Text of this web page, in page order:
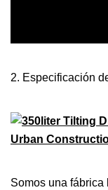
2. Especificación
Somos una